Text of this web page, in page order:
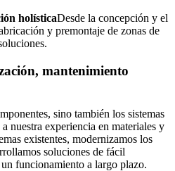
holísticaDesde la concepción y el
y premontaje de zonas de
mantenimiento
sino también los sistemas
nuestra experiencia en materiales y
existentes, modernizamos los
soluciones de fácil
funcionamiento a largo plazo.